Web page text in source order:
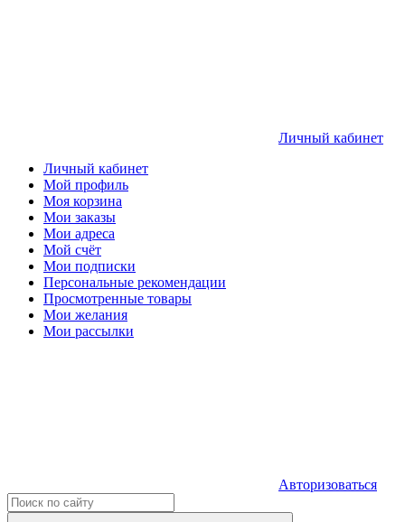
Личный кабинет
Личный кабинет
Мой профиль
Моя корзина
Мои заказы
Мои адреса
Мой счёт
Мои подписки
Персональные рекомендации
Просмотренные товары
Мои желания
Мои рассылки
Авторизоваться